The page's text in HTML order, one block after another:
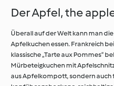
Der Apfel, the
Überall auf der Welt kann man
Apfelkuchen essen. Frankreich
klassische „Tarte aux Pommes“
Mürbeteigkuchen mit
aus Apfelkompott, sondern auch